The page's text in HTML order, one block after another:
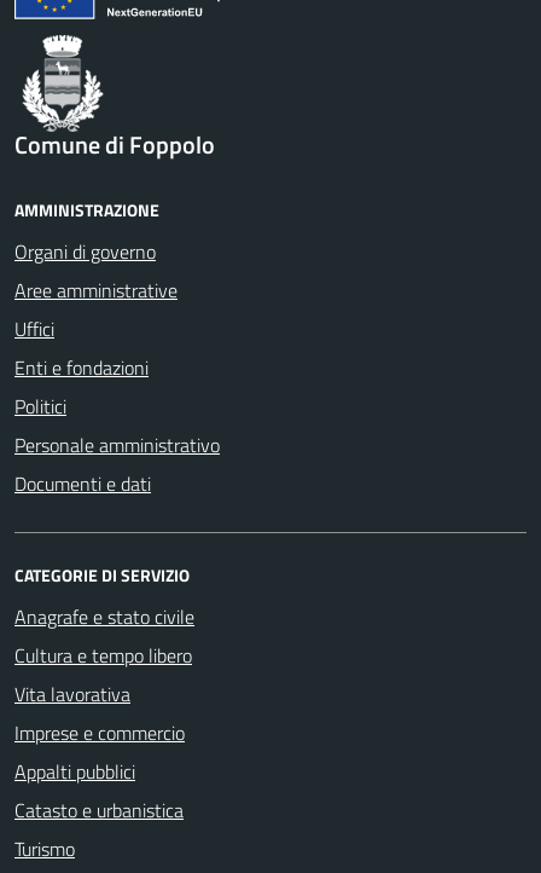
Comune di Foppolo
AMMINISTRAZIONE
Organi di governo
Aree amministrative
Uffici
Enti e fondazioni
Politici
Personale amministrativo
Documenti e dati
CATEGORIE DI SERVIZIO
Anagrafe e stato civile
Cultura e tempo libero
Vita lavorativa
Imprese e commercio
Appalti pubblici
Catasto e urbanistica
Turismo